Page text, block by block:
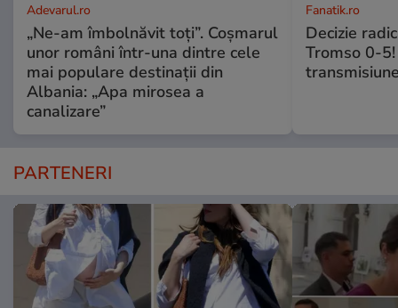
Adevarul.ro
„Ne-am îmbolnăvit toți”. Coșmarul
unor români într-una dintre cele
mai populare destinații din
Albania: „Apa mirosea a
canalizare”
Fanatik.ro
Decizie
Tromso 0-
PARTENERI